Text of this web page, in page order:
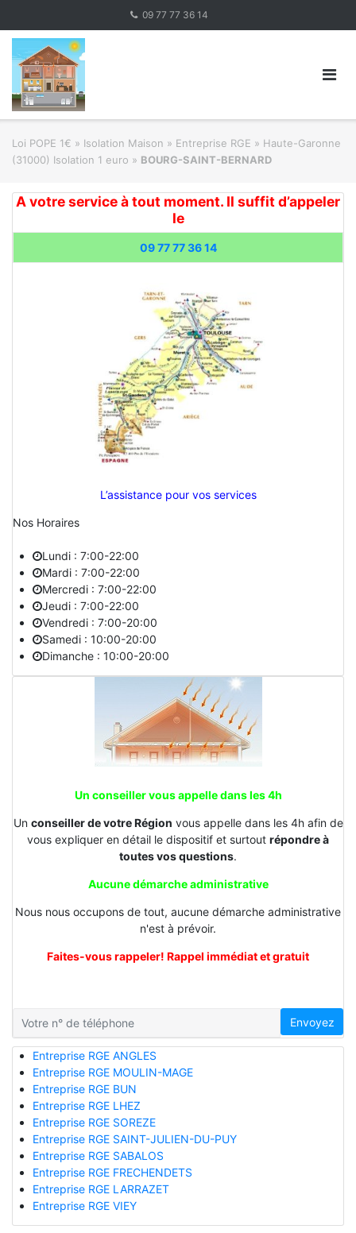
content
09 77 77 36 14
Loi POPE 1€ » Isolation Maison » Entreprise RGE » Haute-Garonne
(31000) Isolation 1 euro » BOURG-SAINT-BERNARD
A votre service à tout moment. Il suffit d’appeler
le
09 77 77 36 14
L’assistance pour vos services
Nos Horaires
Lundi : 7:00-22:00
Mardi : 7:00-22:00
Mercredi : 7:00-22:00
Jeudi : 7:00-22:00
Vendredi : 7:00-20:00
Samedi : 10:00-20:00
Dimanche : 10:00-20:00
Un conseiller vous appelle dans les 4h
Un conseiller de votre Région vous appelle dans les 4h afin de
vous expliquer en détail le dispositif et surtout répondre à
toutes vos questions.
Aucune démarche administrative
Nous nous occupons de tout, aucune démarche administrative
n'est à prévoir.
Faites-vous rappeler! Rappel immédiat et gratuit
Envoyez
Entreprise RGE ANGLES
Entreprise RGE MOULIN-MAGE
Entreprise RGE BUN
Entreprise RGE LHEZ
Entreprise RGE SOREZE
Entreprise RGE SAINT-JULIEN-DU-PUY
Entreprise RGE SABALOS
Entreprise RGE FRECHENDETS
Entreprise RGE LARRAZET
Entreprise RGE VIEY